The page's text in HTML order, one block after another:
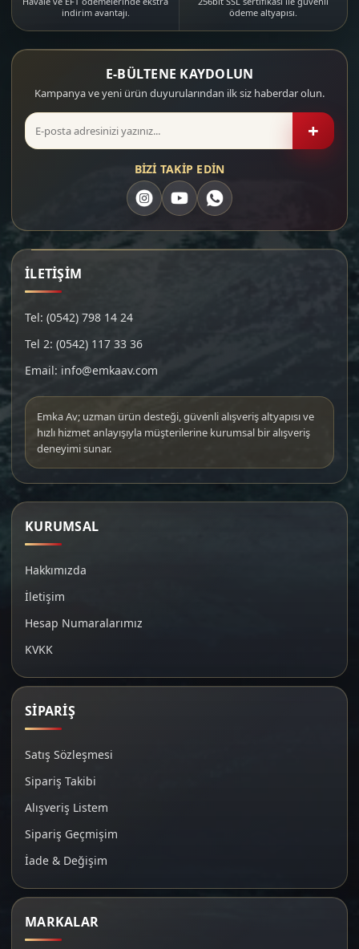
indirim avantajı.
ödeme altyapısı.
E-BÜLTENE KAYDOLUN
Kampanya ve yeni ürün duyurularından ilk siz haberdar olun.
+
BİZİ TAKİP EDİN
İLETİŞİM
Tel: (0542) 798 14 24
Tel 2: (0542) 117 33 36
Email: info@emkaav.com
Emka Av; uzman ürün desteği, güvenli alışveriş altyapısı ve
hızlı hizmet anlayışıyla müşterilerine kurumsal bir alışveriş
deneyimi sunar.
KURUMSAL
Hakkımızda
İletişim
Hesap Numaralarımız
KVKK
SİPARİŞ
Satış Sözleşmesi
Sipariş Takibi
Alışveriş Listem
Sipariş Geçmişim
İade & Değişim
MARKALAR